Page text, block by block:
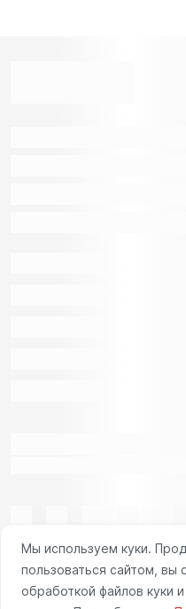
Мы используем куки.
пользоваться сайтом, вы
обработкой файлов куки